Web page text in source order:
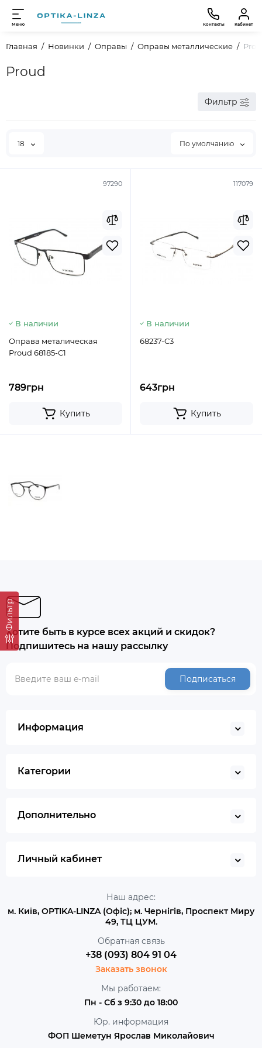
Меню Контакты Кабинет
Главная Новинки Оправы Оправы металлические
Фильтр
Proud
Фильтр
18 По умолчанию
97290
В наличии
Оправа металическая
Proud 68185-C1
789грн
Купить
117079
В наличии
68237-C3
643грн
Купить
Хотите быть в курсе всех акций и скидок?
Подпишитесь на нашу рассылку
Подписаться
Информация
Категории
Дополнительно
Личный кабинет
Наш адрес:
м. Київ, OPTIKA-LINZA (Офіс); м. Чернігів, Проспект Миру
49, ТЦ ЦУМ.
Обратная связь
+38 (093) 804 91 04
Заказать звонок
Мы работаем:
Пн - Сб з 9:30 до 18:00
Юр. информация
ФОП Шеметун Ярослав Миколайович